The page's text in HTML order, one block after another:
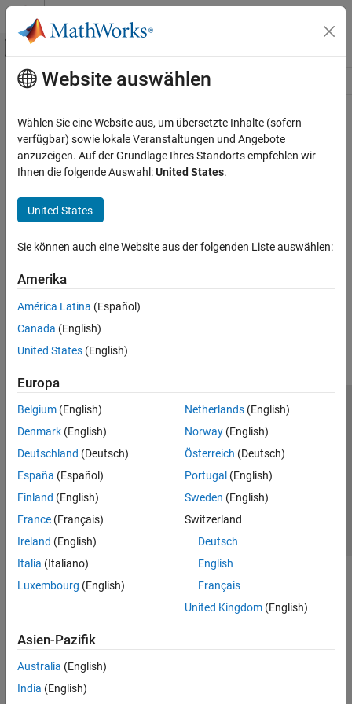
Weiter zum Inhalt
Umschaltung für Off-Canvas-
Ressource
Hauptinhalt
Website auswählen
Wählen Sie eine Website aus, um übersetzte Inhalte (sofern
verfügbar) sowie lokale Veranstaltungen und Angebote
anzuzeigen. Auf der Grundlage Ihres Standorts empfehlen wir
Ihnen die folgende Auswahl:United States.
United States
Sie können auch eine Website aus der folgenden Liste auswählen:
Amerika
América Latina (Español)
Canada (English)
United States (English)
Europa
Belgium (English)
Denmark (English)
Deutschland (Deutsch)
España (Español)
Finland (English)
France (Français)
Ireland (English)
Italia (Italiano)
Luxembourg (English)
Netherlands(English)
Norway(English)
Österreich (Deutsch)
Portugal (English)
Sweden (English)
Switzerland
Deutsch
English
Français
United Kingdom(English)
Asien-Pazifik
Australia (English)
India (English)
Trust Center
Datenschutz-Richtlinien
Datendiebstahl verhindern
Status von Anwendungen
© 1994-2026 The MathWorks, Inc.
Website auswählen
Deutschland